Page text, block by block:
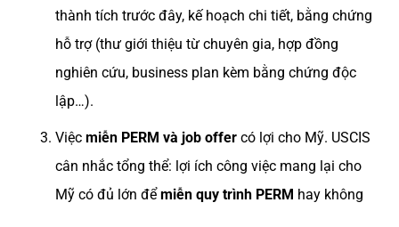
thành tích trước đây, kế hoạch chi tiết, bằng chứng
hỗ trợ (thư giới thiệu từ chuyên gia, hợp đồng
nghiên cứu, business plan kèm bằng chứng độc
lập…).
Việc miễn PERM và job offercó lợi cho Mỹ. USCIS
cân nhắc tổng thể: lợi ích công việc mang lại cho
Mỹ có đủ lớn để miễn quy trình PERM hay không